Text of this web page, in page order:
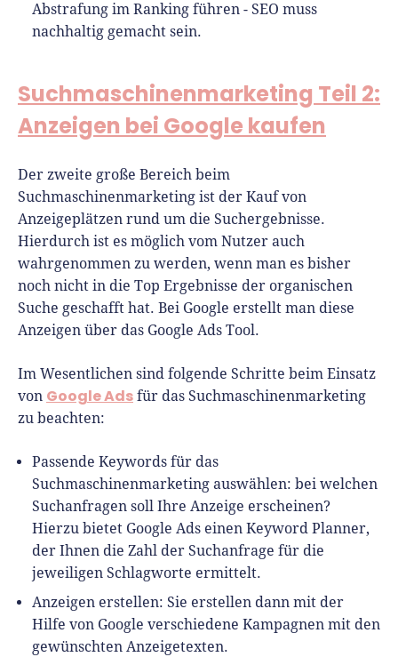
Abstrafung im Ranking führen - SEO muss
nachhaltig gemacht sein.
Suchmaschinenmarketing Teil 2:
Anzeigen bei Google kaufen
Der zweite große Bereich beim
Suchmaschinenmarketing ist der Kauf von
Anzeigeplätzen rund um die Suchergebnisse.
Hierdurch ist es möglich vom Nutzer auch
wahrgenommen zu werden, wenn man es bisher
noch nicht in die Top Ergebnisse der organischen
Suche geschafft hat. Bei Google erstellt man diese
Anzeigen über das Google Ads Tool.
Im Wesentlichen sind folgende Schritte beim Einsatz
von Google Ads für das Suchmaschinenmarketing
zu beachten:
Passende Keywords für das
Suchmaschinenmarketing auswählen: bei welchen
Suchanfragen soll Ihre Anzeige erscheinen?
Hierzu bietet Google Ads einen Keyword Planner,
der Ihnen die Zahl der Suchanfrage für die
jeweiligen Schlagworte ermittelt.
Anzeigen erstellen: Sie erstellen dann mit der
Hilfe von Google verschiedene Kampagnen mit den
gewünschten Anzeigetexten.